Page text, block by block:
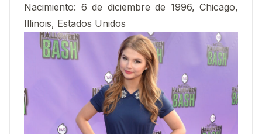
Nacimiento: 6 de diciembre de 1996, Chicago,
Illinois, Estados Unidos